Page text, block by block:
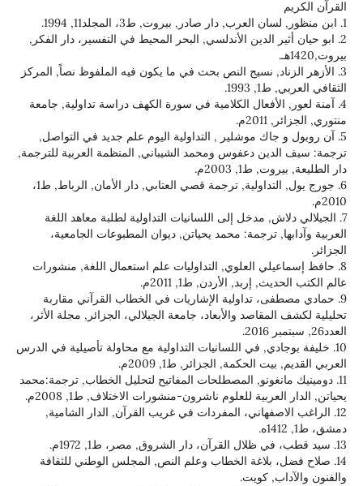
الدين الأندلسي, البحر المحيط في التفسير، دار الفكر,
نسيج النص بحث في ما يكون فيه الملفوظ نصاً, المركز
1993.
الأفعال الكلامية في سورة الكهف دراسة تداولية, جامعة
جاك موشلير , التداولية اليوم علم جديد في التواصل,
دعفوس ومحمد الشيباني, المنظمة العربية للترجمة,
ط1, 2003م.
6. جورج يول, التداولية, ترجمة قصي العتابي, دار الأمان, الرباط, ط1،
مدخل إلى اللسانيات التداولية لطلبة معاهد اللغة
ترجمة: محمد يحياتن, ديوان المطبوعات الجامعية،
العلوي, التداوليات علم استعمال اللغة, منشورات
إربد, الأردن, ط1, 2011م.
تداولية الإشاريات في الخطاب القرآني مقاربة
والأبعاد، جامعة الجيلالي، الجزائر, مجلة الأثر،
في اللسانيات التداولية مع محاولة تأصيلية في الدرس
الحكمة, الجزائر, ط1, 2009م.
المصطلحات المفاتيح لتحليل الخطاب, ترجمة:محمد
للعلوم ناشرون-منشورات الاختلاف, ط1, 2008م.
المفردات في غريب القرآن, الدار الشامية,
بلاغة الخطاب وعلم النص, المجلس الوطني للثقافة
كويت.